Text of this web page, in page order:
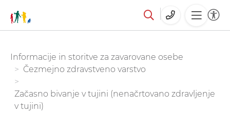
glavno
vsebino
You are here:
Informacije in storitve za zavarovane osebe
Čezmejno zdravstveno varstvo
Začasno bivanje v tujini (nenačrtovano zdravljenje
v tujini)